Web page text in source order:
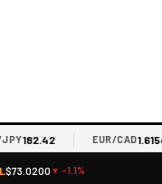
EUR/CAD1.6154
$73.0200 ▼ -1.1%